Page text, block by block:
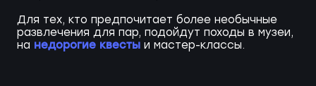
Для тех, кто предпочитает более необычные
развлечения для пар, подойдут походы в музеи,
на недорогие квестыи мастер-классы.